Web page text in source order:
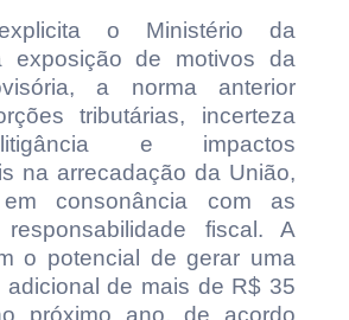
o Ministério da
exposição de motivos da
a norma anterior
tributárias, incerteza
e impactos
na arrecadação da União,
consonância com as
fiscal. A
o potencial de gerar uma
adicional de mais de R$ 35
próximo ano, de acordo